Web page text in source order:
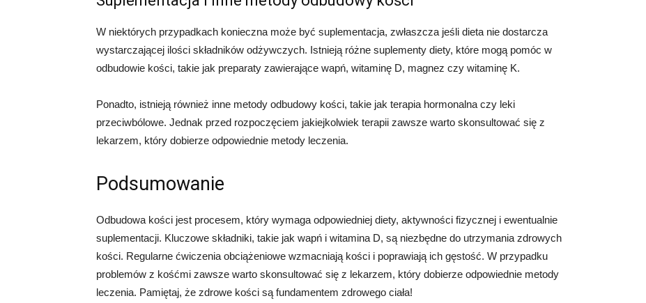
W niektórych przypadkach konieczna może być suplementacja, zwłaszcza jeśli dieta nie dostarcza
wystarczającej ilości składników odżywczych. Istnieją różne suplementy diety, które mogą pomóc w
odbudowie kości, takie jak preparaty zawierające wapń, witaminę D, magnez czy witaminę K.
Ponadto, istnieją również inne metody odbudowy kości, takie jak terapia hormonalna czy leki
przeciwbólowe. Jednak przed rozpoczęciem jakiejkolwiek terapii zawsze warto skonsultować się z
lekarzem, który dobierze odpowiednie metody leczenia.
Podsumowanie
Odbudowa kości jest procesem, który wymaga odpowiedniej diety, aktywności fizycznej i ewentualnie
suplementacji. Kluczowe składniki, takie jak wapń i witamina D, są niezbędne do utrzymania zdrowych
kości. Regularne ćwiczenia obciążeniowe wzmacniają kości i poprawiają ich gęstość. W przypadku
problemów z kośćmi zawsze warto skonsultować się z lekarzem, który dobierze odpowiednie metody
leczenia. Pamiętaj, że zdrowe kości są fundamentem zdrowego ciała!